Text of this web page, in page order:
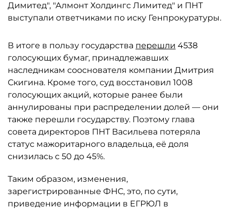
Димитед", "Алмонт Холдингс Лимитед" и ПНТ
выступали ответчиками по иску Генпрокуратуры.
В итоге в пользу государства перешли 4538
голосующих бумаг, принадлежавших
наследникам сооснователя компании Дмитрия
Скигина. Кроме того, суд восстановил 1008
голосующих акций, которые ранее были
аннулированы при распределении долей — они
также перешли государству. Поэтому глава
совета директоров ПНТ Васильева потеряла
статус мажоритарного владельца, её доля
снизилась с 50 до 45%.
Таким образом, изменения,
зарегистрированные ФНС, это, по сути,
приведение информации в ЕГРЮЛ в